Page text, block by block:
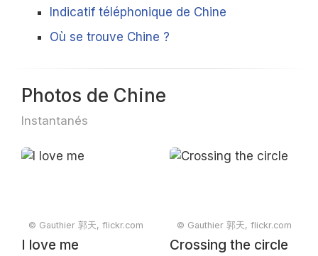
Indicatif téléphonique de Chine
Où se trouve Chine ?
Photos de Chine
Instantanés
© Gauthier 郭天, flickr.com
I love me
© Gauthier 郭天, flickr.com
Crossing the circle